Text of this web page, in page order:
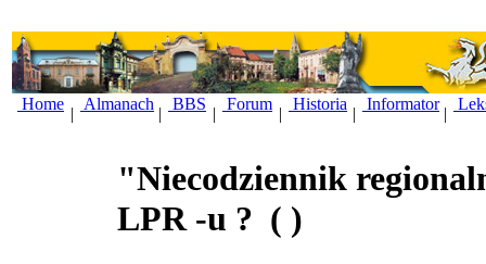
Home
|
Almanach
|
BBS
|
Forum
|
Historia
|
Informator
|
"Niecodziennik
LPR -u ? ( )